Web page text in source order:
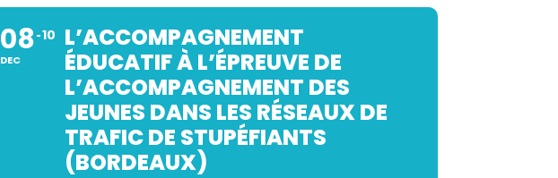
08
DEC
10 L’ACCOMPAGNEMENT
ÉDUCATIF À L’ÉPREUVE DE
L’ACCOMPAGNEMENT DES
JEUNES DANS LES RÉSEAUX DE
TRAFIC DE STUPÉFIANTS
(BORDEAUX)